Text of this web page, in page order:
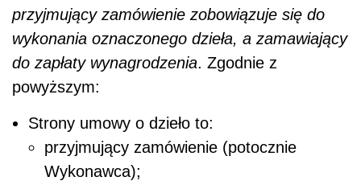
przyjmujący zamówienie zobowiązuje się do
wykonania oznaczonego dzieła, a zamawiający
do zapłaty wynagrodzenia. Zgodnie z
powyższym:
Strony umowy o dzieło to:
przyjmujący zamówienie (potocznie
Wykonawca);